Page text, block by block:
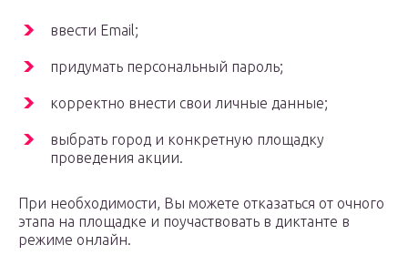
ввести Email;
придумать персональный пароль;
корректно внести свои личные данные;
выбрать город и конкретную площадку
проведения акции.
При необходимости, Вы можете отказаться от очного
этапа на площадке и поучаствовать в диктанте в
режиме онлайн.